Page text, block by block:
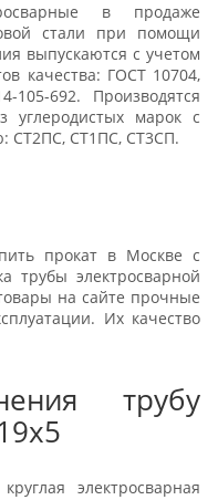
в продаже
стали при помощи
выпускаются с учетом
качества: ГОСТ 10704,
692. Производятся
углеродистых марок с
СТ2ПС, СТ1ПС, СТ3СП.
прокат в Москве с
трубы электросварной
на сайте прочные
Их качество
трубу
электросварная